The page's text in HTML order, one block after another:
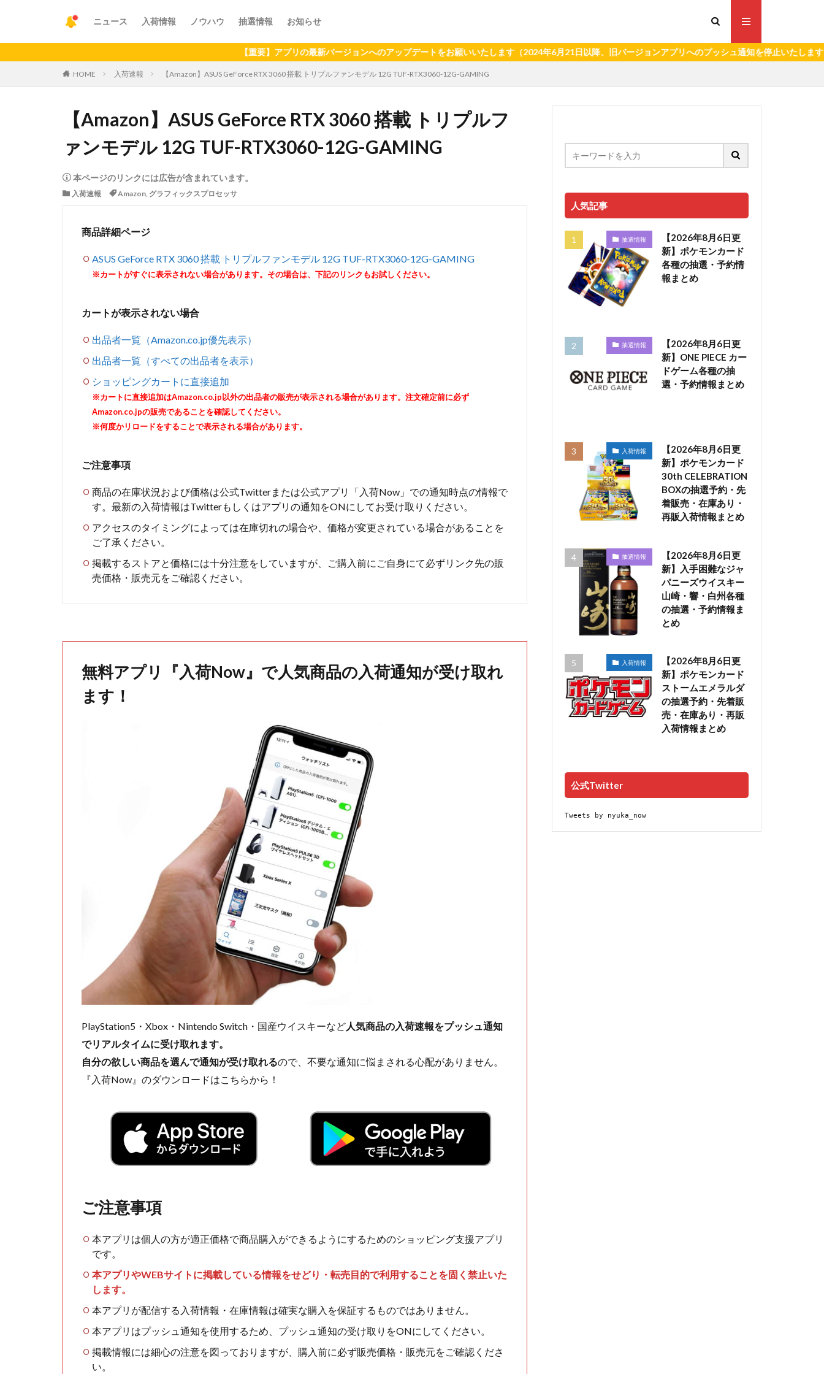
ニュース 入荷情報 ノウハウ 抽選情報 お知らせ
【重要】アプリの最新バージョンへのアップデートをお願いいたします（2024年6月21日以降、旧バージョンアプリへのプッシュ通知を停止いたします。）
HOME 入荷速報 【Amazon】ASUS GeForce RTX 3060 搭載 トリプルファンモデル 12G TUF-RTX3060-12G-GAMING
【Amazon】ASUS GeForce RTX 3060 搭載 トリプルフ
ァンモデル 12G TUF-RTX3060-12G-GAMING
本ページのリンクには広告が含まれています。
入荷速報 Amazon, グラフィックスプロセッサ
商品詳細ページ
ASUS GeForce RTX 3060 搭載 トリプルファンモデル 12G TUF-RTX3060-12G-GAMING
※カートがすぐに表示されない場合があります。その場合は、下記のリンクもお試しください。
カートが表示されない場合
出品者一覧（Amazon.co.jp優先表示）
出品者一覧（すべての出品者を表示）
ショッピングカートに直接追加
※カートに直接追加はAmazon.co.jp以外の出品者の販売が表示される場合があります。注文確定前に必ず
Amazon.co.jpの販売であることを確認してください。
※何度かリロードをすることで表示される場合があります。
ご注意事項
商品の在庫状況および価格は公式Twitterまたは公式アプリ「入荷Now」での通知時点の情報で
す。最新の入荷情報はTwitterもしくはアプリの通知をONにしてお受け取りください。
アクセスのタイミングによっては在庫切れの場合や、価格が変更されている場合があることを
ご了承ください。
掲載するストアと価格には十分注意をしていますが、ご購入前にご自身にて必ずリンク先の販
売価格・販売元をご確認ください。
無料アプリ『入荷Now』で人気商品の入荷通知が受け取れ
ます！
PlayStation5・Xbox・Nintendo Switch・国産ウイスキーなど人気商品の入荷速報をプッシュ通知
でリアルタイムに受け取れます。
自分の欲しい商品を選んで通知が受け取れるので、不要な通知に悩まされる心配がありません。
『入荷Now』のダウンロードはこちらから！
ご注意事項
本アプリは個人の方が適正価格で商品購入ができるようにするためのショッピング支援アプリ
です。
本アプリやWEBサイトに掲載している情報をせどり・転売目的で利用することを固く禁止いた
します。
本アプリが配信する入荷情報・在庫情報は確実な購入を保証するものではありません。
本アプリはプッシュ通知を使用するため、プッシュ通知の受け取りをONにしてください。
掲載情報には細心の注意を図っておりますが、購入前に必ず販売価格・販売元をご確認くださ
い。
人気記事
抽選情報
【2026年8月6日更
新】ポケモンカード
各種の抽選・予約情
報まとめ
抽選情報
【2026年8月6日更
新】ONE PIECE カー
ドゲーム各種の抽
選・予約情報まとめ
入荷情報
【2026年8月6日更
新】ポケモンカード
30th CELEBRATION
BOXの抽選予約・先
着販売・在庫あり・
再販入荷情報まとめ
抽選情報
【2026年8月6日更
新】入手困難なジャ
パニーズウイスキー
山崎・響・白州各種
の抽選・予約情報ま
とめ
入荷情報
【2026年8月6日更
新】ポケモンカード
ストームエメラルダ
の抽選予約・先着販
売・在庫あり・再販
入荷情報まとめ
公式Twitter
Tweets by nyuka_now